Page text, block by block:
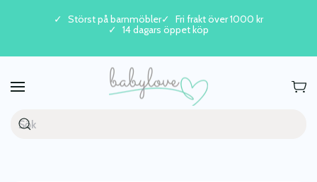
Skip to main content
Störst på barnmöbler
Fri frakt över 1000 kr
14 dagars öppet köp